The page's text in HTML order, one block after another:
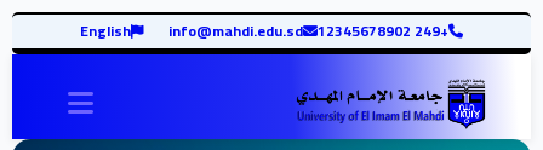
+249 12345678902
info@mahdi.edu.sd
English